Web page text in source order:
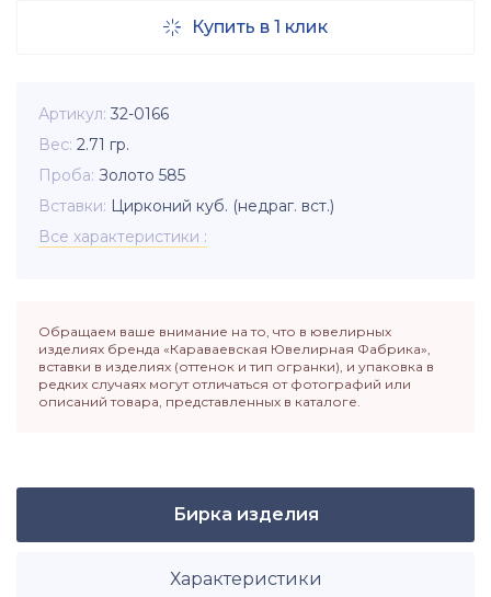
 Купить в 1 клик
Артикул 32-0166
Вес 2.71 гр.
Проба Золото 585
Вставки Цирконий куб. (недраг. вст.)
Все характеристики
Обращаем ваше внимание на то, что в ювелирных
изделиях бренда «Караваевская Ювелирная Фабрика»,
вставки в изделиях (оттенок и тип огранки), и упаковка в
редких случаях могут отличаться от фотографий или
описаний товара, представленных в каталоге.
Бирка изделия
Характеристики